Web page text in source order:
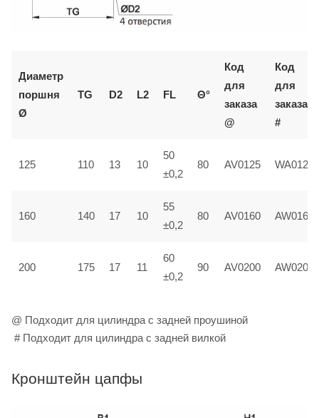
Диаметр
поршня
Ø
TG D2 L2 FL Θ°
Код
для
заказа
@
Код
для
заказа
#
125 110 13 10
50
±0,2
80 AV0125 WA0125
160 140 17 10
55
±0,2
80 AV0160 AW0160
200 175 17 11
60
±0,2
90 AV0200 AW0200
@ Подходит для цилиндра с задней проушиной
# Подходит для цилиндра с задней вилкой
Кронштейн цапфы